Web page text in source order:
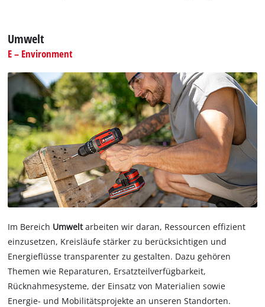
Umwelt
E – Environment
Im Bereich Umweltarbeiten wir daran, Ressourcen effizient
einzusetzen, Kreisläufe stärker zu berücksichtigen und
Energieflüsse transparenter zu gestalten. Dazu gehören
Themen wie Reparaturen, Ersatzteilverfügbarkeit,
Rücknahmesysteme, der Einsatz von Materialien sowie
Energie- und Mobilitätsprojekte an unseren Standorten.